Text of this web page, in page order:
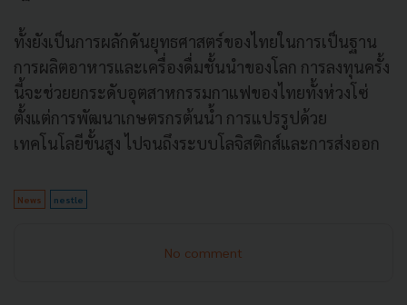
ทั้งยังเป็นการผลักดันยุทธศาสตร์ของไทยในการเป็นฐาน
การผลิตอาหารและเครื่องดื่มชั้นนำของโลก การลงทุนครั้ง
นี้จะช่วยยกระดับอุตสาหกรรมกาแฟของไทยทั้งห่วงโซ่
ตั้งแต่การพัฒนาเกษตรกรต้นน้ำ การแปรรูปด้วย
เทคโนโลยีขั้นสูง ไปจนถึงระบบโลจิสติกส์และการส่งออก
News nestle
No comment